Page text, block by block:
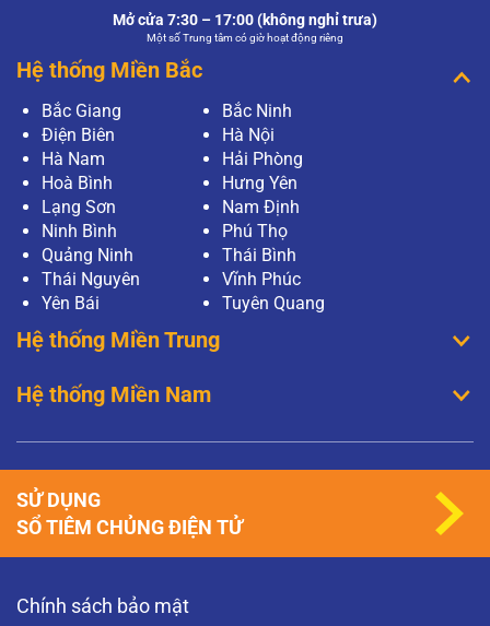
Mở cửa 7:30 – 17:00 (không nghỉ trưa)
Một số Trung tâm có giờ hoạt động riêng
Hệ thống Miền Bắc
Bắc Giang
Bắc Ninh
Điện Biên
Hà Nội
Hà Nam
Hải Phòng
Hoà Bình
Hưng Yên
Lạng Sơn
Nam Định
Ninh Bình
Phú Thọ
Quảng Ninh
Thái Bình
Thái Nguyên
Vĩnh Phúc
Yên Bái
Tuyên Quang
Hệ thống Miền Trung
Hệ thống Miền Nam
Chính sách bảo mật
SỬ DỤNG
SỔ TIÊM CHỦNG ĐIỆN TỬ